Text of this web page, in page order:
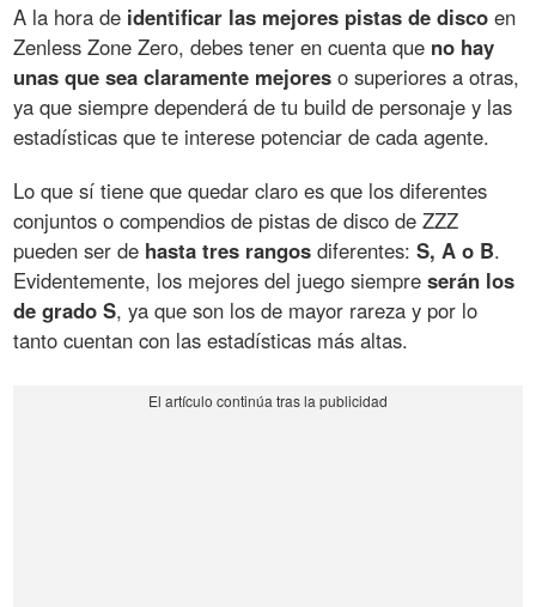
A la hora de identificar las mejores pistas de disco en
Zenless Zone Zero, debes tener en cuenta que no hay
unas que sea claramente mejores o superiores a otras,
ya que siempre dependerá de tu build de personaje y las
estadísticas que te interese potenciar de cada agente.
Lo que sí tiene que quedar claro es que los diferentes
conjuntos o compendios de pistas de disco de ZZZ
pueden ser de hasta tres rangos diferentes:S, A o B.
Evidentemente, los mejores del juego siempreserán los
de grado S, ya que son los de mayor rareza y por lo
tanto cuentan con las estadísticas más altas.